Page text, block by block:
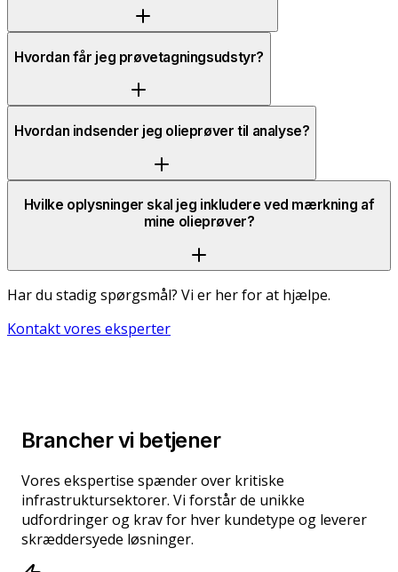
Hvordan får jeg prøvetagningsudstyr?
Hvordan indsender jeg olieprøver til analyse?
Hvilke oplysninger skal jeg inkludere ved mærkning af
mine olieprøver?
Har du stadig spørgsmål? Vi er her for at hjælpe.
Kontakt vores eksperter
Brancher vi betjener
Vores ekspertise spænder over kritiske
infrastruktursektorer. Vi forstår de unikke
udfordringer og krav for hver kundetype og leverer
skræddersyede løsninger.